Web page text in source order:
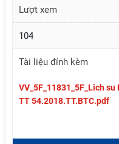
Lượt xem
104
Tài liệu đính kèm
VV_5F_11831_5F_Lich
TT 54.2018.TT.BTC.pdf